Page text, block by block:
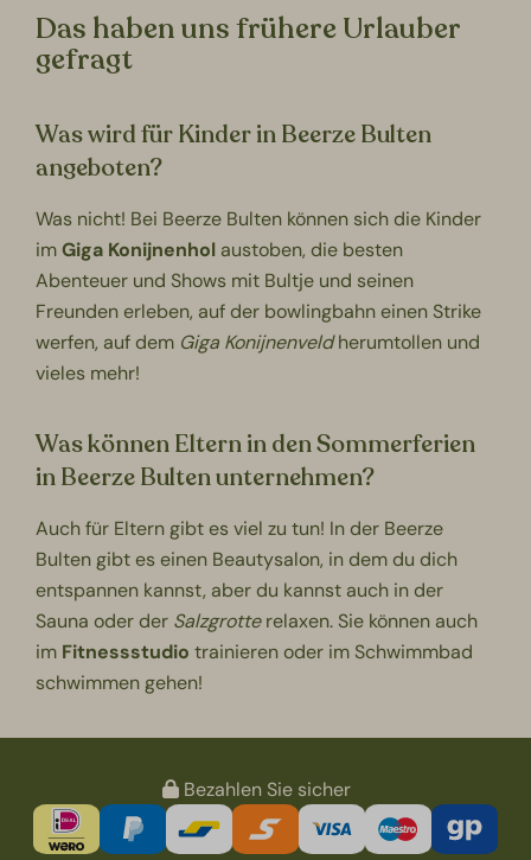
Das haben uns frühere Urlauber
gefragt
Was wird für Kinder in Beerze Bulten
angeboten?
Was nicht! Bei Beerze Bulten können sich die Kinder
imGiga Konijnenhol austoben, die besten
Abenteuer und Shows mit Bultje und seinen
Freunden erleben, auf der bowlingbahn einen Strike
werfen, auf dem Giga Konijnenveldherumtollen und
vieles mehr!
Was können Eltern in den Sommerferien
in Beerze Bulten unternehmen?
Auch für Eltern gibt es viel zu tun! In der Beerze
Bulten gibt es einen Beautysalon, in dem du dich
entspannen kannst, aber du kannst auch in der
Sauna oder der Salzgrotterelaxen. Sie können auch
im Fitnessstudio trainieren oder im Schwimmbad
schwimmen gehen!
Bezahlen Sie sicher